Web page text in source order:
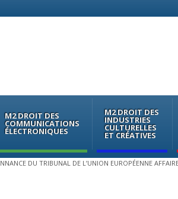
M2 DROIT DES
COMMUNICATIONS
ÉLECTRONIQUES
M2 DROIT DES
INDUSTRIES
CULTURELLES
ET CRÉATIVES
DU TRIBUNAL DE L’UNION EUROPÉENNE